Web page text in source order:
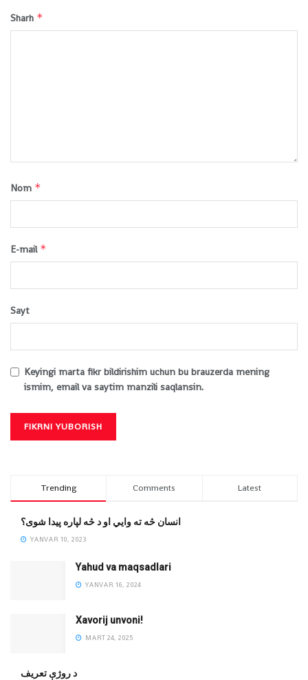
Sharh *
Nom *
E-mail *
Sayt
Keyingi marta fikr bildirishim uchun bu brauzerda mening
ismim, email va saytim manzili saqlansin.
Trending Comments Latest
انسان څه ته وایي او د څه لپاره پیدا شوی؟
YANVAR 10, 2023
Yahud va maqsadlari
YANVAR 16, 2024
Xavorij unvoni!
MART 24, 2025
‌د روژې تعریف